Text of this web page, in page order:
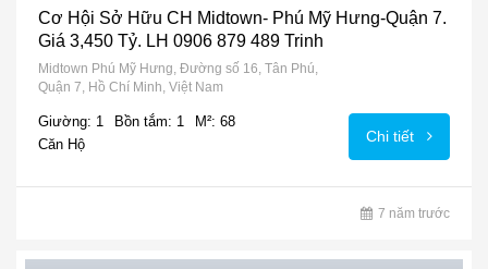
Cơ Hội Sở Hữu CH Midtown- Phú Mỹ Hưng-Quận 7.
Giá 3,450 Tỷ. LH 0906 879 489 Trinh
Midtown Phú Mỹ Hưng, Đường số 16, Tân Phú,
Quận 7, Hồ Chí Minh, Việt Nam
Giường: 1 Bồn tắm: 1
M²: 68
Căn Hộ
Chi tiết
7 năm trước